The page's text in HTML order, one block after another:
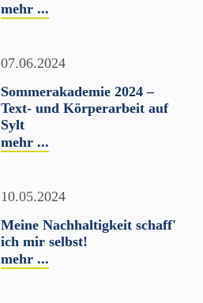
mehr ...
07.06.2024
Sommerakademie 2024 –
Text- und Körperarbeit auf
Sylt
mehr ...
10.05.2024
Meine Nachhaltigkeit schaff'
ich mir selbst!
mehr ...